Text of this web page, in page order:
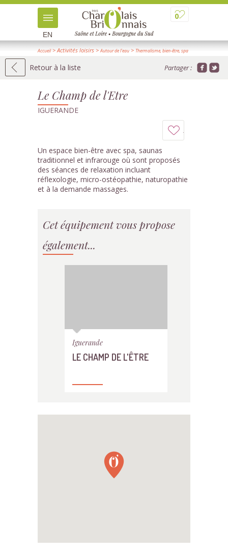
0
EN
Accueil> Activités loisirs >Autour de l'eau > Thermalisme, bien-être, spa
Retour à la liste Partager :
Le Champ de l'Etre
IGUERANDE
Un espace bien-être avec spa, saunas
traditionnel et infrarouge où sont proposés
des séances de relaxation incluant
réflexologie, micro-ostéopathie, naturopathie
et à la demande massages.
Cet équipement vous propose
également...
Iguerande
LE CHAMP DE L'ÊTRE